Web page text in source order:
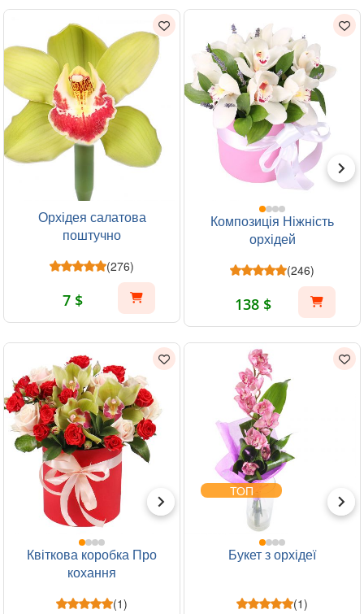
Орхідея салатова
поштучно
(276)
7 $
Композиція Ніжність
орхідей
(246)
138 $
Квіткова коробка Про
кохання
(1)
ТОП
Букет з орхідеї
(1)